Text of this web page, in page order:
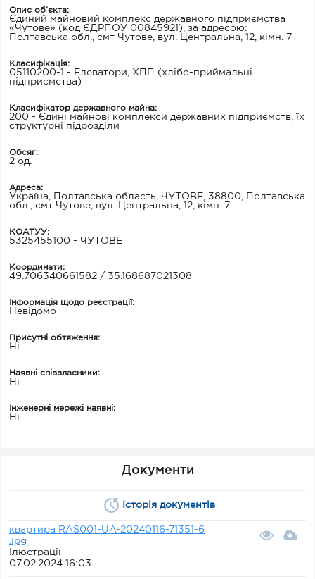
Опис об’єкта:
Єдиний майновий комплекс державного підприємства
«Чутове» (код ЄДРПОУ 00845921), за адресою:
Полтавська обл., смт Чутове, вул. Центральна, 12, кімн. 7
Класифікація:
05110200-1 - Елеватори, ХПП (хлібо-приймальні
підприємства)
Класифікатор державного майна:
200 - Єдині майнові комплекси державних підприємств, їх
структурні підрозділи
Обсяг:
2 од.
Адреса:
Україна, Полтавська область, ЧУТОВЕ, 38800, Полтавська
обл., смт Чутове, вул. Центральна, 12, кімн. 7
КОАТУУ:
5325455100 - ЧУТОВЕ
Координати:
49.706340661582 / 35.168687021308
Інформація щодо реєстрації:
Невідомо
Присутні обтяження:
Ні
Наявні співвласники:
Ні
Інженерні мережі наявні:
Ні
Документи
Історія документів
квартира RAS001-UA-20240116-71351-6
.jpg
Ілюстрації
07.02.2024 16:03